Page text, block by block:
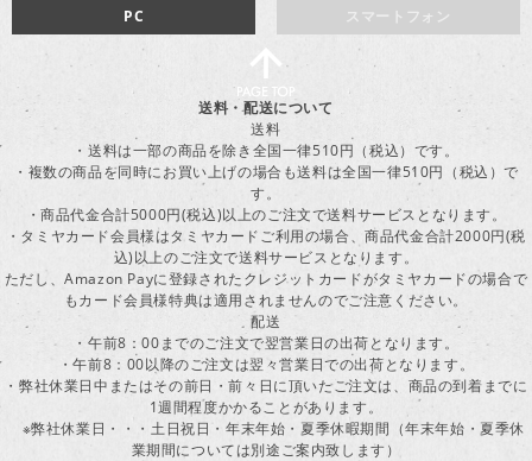
スマートフォン
PC
送料・配送について
送料
・送料は一部の商品を除き全国一律510円（税込）です。
・複数の商品を同時にお買い上げの場合も送料は全国一律510円（税込）で
す。
・商品代金合計5000円(税込)以上のご注文で送料サービスとなります。
・タミヤカード会員様はタミヤカードご利用の場合、商品代金合計2000円(税
込)以上のご注文で送料サービスとなります。
ただし、Amazon Payに登録されたクレジットカードがタミヤカードの場合で
もカード会員様特典は適用されませんのでご注意ください。
配送
・午前8：00までのご注文で翌営業日の出荷となります。
・午前8：00以降のご注文は翌々営業日での出荷となります。
・弊社休業日中またはその前日・前々日に頂いたご注文は、商品の到着までに
1週間程度かかることがあります。
※弊社休業日・・・土日祝日・年末年始・夏季休暇期間（年末年始・夏季休
業期間については別途ご案内致します）